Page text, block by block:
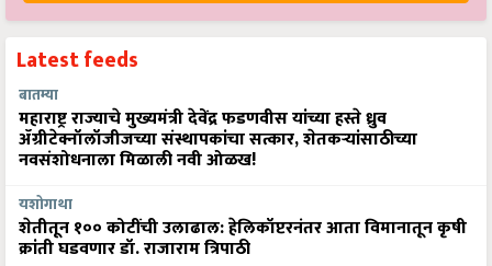
Latest feeds
बातम्या
महाराष्ट्र राज्याचे मुख्यमंत्री देवेंद्र फडणवीस यांच्या हस्ते ध्रुव
ॲग्रीटेक्नॉलॉजीजच्या संस्थापकांचा सत्कार, शेतकऱ्यांसाठीच्या
नवसंशोधनाला मिळाली नवी ओळख!
यशोगाथा
शेतीतून १०० कोटींची उलाढाल: हेलिकॉप्टरनंतर आता विमानातून कृषी
क्रांती घडवणार डॉ. राजाराम त्रिपाठी